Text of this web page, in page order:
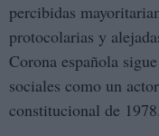
percibidas
protocolarias y
Corona española
sociales como un
constitucional de 1978.